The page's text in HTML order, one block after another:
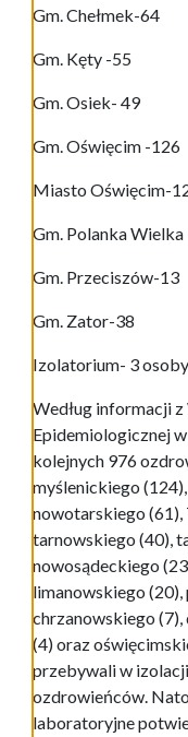
Gm. Chełmek-64
Gm. Kęty -55
Gm. Osiek- 49
Gm. Oświęcim -126
Miasto Oświęcim-
Gm. Polanka
Gm. Przeciszów-13
Gm. Zator-38
Izolatorium- 3 osoby
Według informacji
Epidemiologicznej
kolejnych 976
myślenickiego
nowotarskiego (61),
tarnowskiego (40),
nowosądeckiego
limanowskiego
chrzanowskiego
(4) oraz
przebywali w
ozdrowieńców.
laboratoryjne